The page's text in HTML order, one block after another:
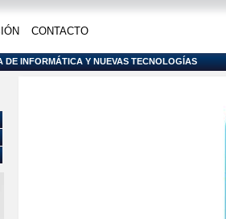
CONTACTO
DE INFORMÁTICA Y NUEVAS TECNOLOGÍAS